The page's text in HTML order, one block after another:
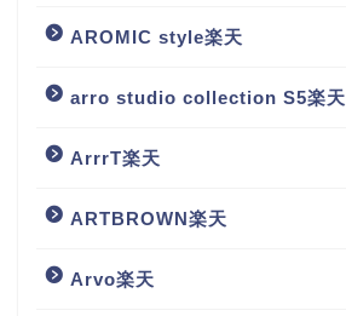
AROMIC style楽天
arro studio collection S5楽天
ArrrT楽天
ARTBROWN楽天
Arvo楽天